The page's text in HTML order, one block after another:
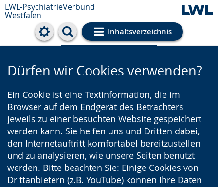
LWL-PsychiatrieVerbund
Westfalen
Inhaltsverzeichnis
Cookie-Einstellungen
Dürfen wir Cookies verwenden?
Ein Cookie ist eine Textinformation, die im
Browser auf dem Endgerät des Betrachters
jeweils zu einer besuchten Website gespeichert
werden kann. Sie helfen uns und Dritten dabei,
den Internetauftritt komfortabel bereitzustellen
und zu analysieren, wie unsere Seiten benutzt
werden. Bitte beachten Sie: Einige Cookies von
Drittanbietern (z.B. YouTube) können Ihre Daten